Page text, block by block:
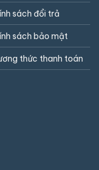
sách đổi trả
sách bảo mật
thức thanh toán